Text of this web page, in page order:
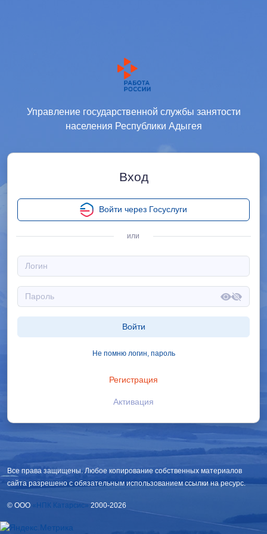
Управление государственной службы занятости
населения Республики Адыгея
Вход
Войти через Госуслуги
или
Войти
Не помню логин, пароль
Регистрация
Активация
Все права защищены. Любое копирование собственных материалов
сайта разрешено с обязательным использованием ссылки на ресурс.
© OOO «НПК Катарсис» 2000-2026